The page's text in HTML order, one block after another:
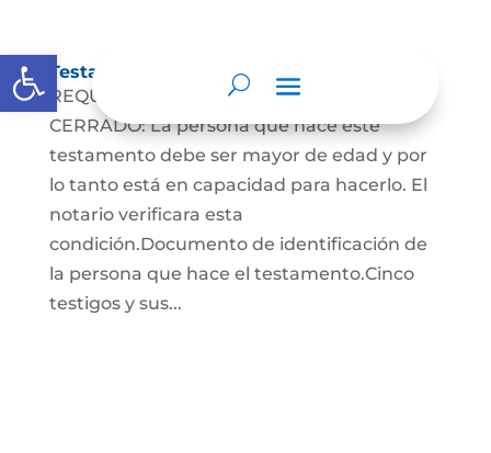
Abrir barra de herramientas
Testamento Cerrado
REQUISITOS PARA EL TESTAMENTO
CERRADO: La persona que hace este
testamento debe ser mayor de edad y por
lo tanto está en capacidad para hacerlo. El
notario verificara esta
condición.Documento de identificación de
la persona que hace el testamento.Cinco
testigos y sus...